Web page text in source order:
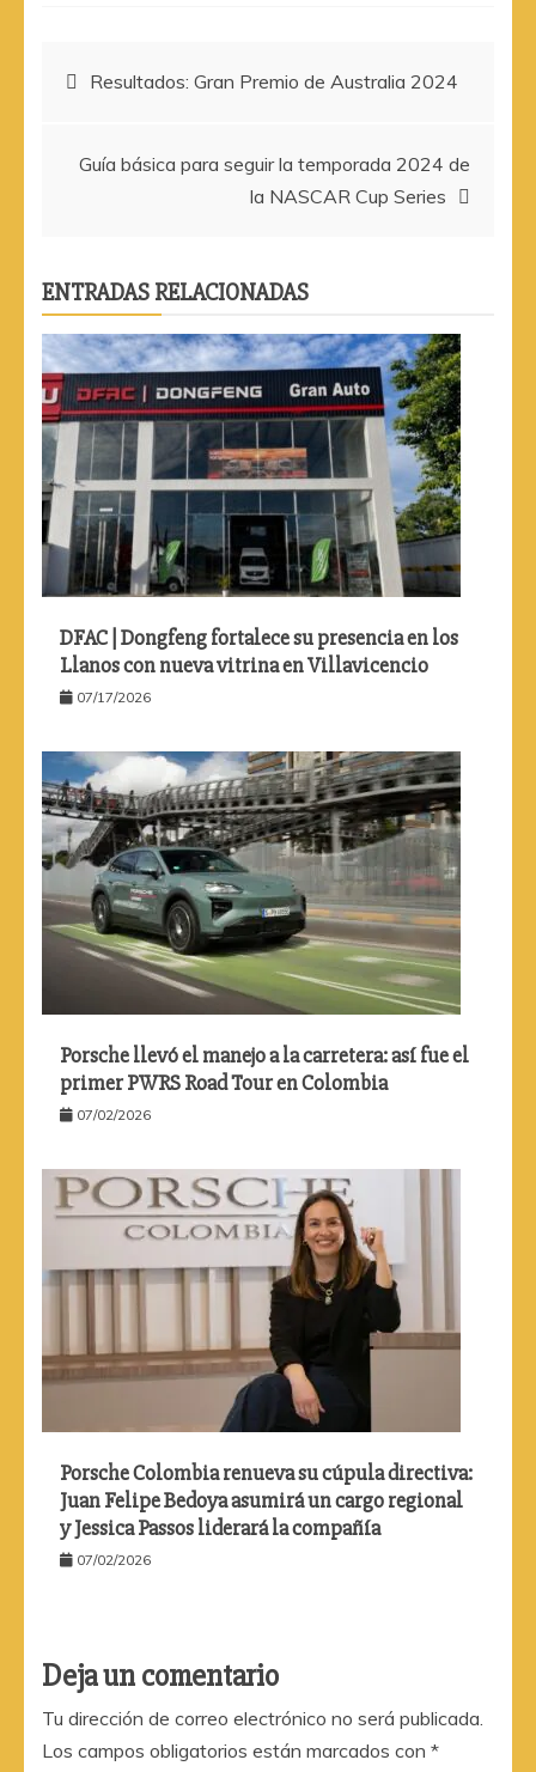
Navegación
Resultados: Gran Premio de Australia 2024
Guía básica para seguir la temporada 2024 de
la NASCAR Cup Series
ENTRADAS RELACIONADAS
DFAC | Dongfeng fortalece su presencia en los
Llanos con nueva vitrina en Villavicencio
07/17/2026
Porsche llevó el manejo a la carretera: así fue el
primer PWRS Road Tour en Colombia
07/02/2026
Porsche Colombia renueva su cúpula directiva:
Juan Felipe Bedoya asumirá un cargo regional
y Jessica Passos liderará la compañía
07/02/2026
Deja un comentario
Tu dirección de correo electrónico no será publicada.
Los campos obligatorios están marcados con *